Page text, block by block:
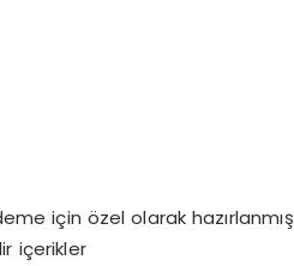
için özel olarak hazırlanmış
içerikler